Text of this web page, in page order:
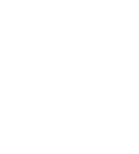
i cookie per
e spigoli, sviluppata
si gonfia in modo
di vinaccia uniforme
succo. Ciò consente una
pressione minima.